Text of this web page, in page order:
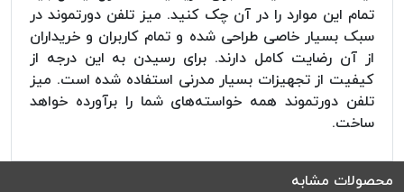
تمام این موارد را در آن چک کنید. میز تلفن دورتموند در
سبک بسیار خاصی طراحی شده و تمام کاربران و خریداران
از آن رضایت کامل دارند. برای رسیدن به این درجه از
کیفیت از تجهیزات بسیار مدرنی استفاده شده است. میز
تلفن دورتموند همه خواسته‌های شما را برآورده خواهد
ساخت.
محصولات مشابه